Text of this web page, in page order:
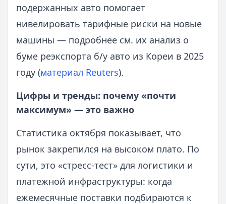
подержанных авто помогает
нивелировать тарифные риски на новые
машины — подробнее см. их анализ о
буме реэкспорта б/у авто из Кореи в 2025
году (материал Reuters).
Цифры и тренды: почему «почти
максимум» — это важно
Статистика октября показывает, что
рынок закрепился на высоком плато. По
сути, это «стресс‑тест» для логистики и
платежной инфраструктуры: когда
ежемесячные поставки подбираются к